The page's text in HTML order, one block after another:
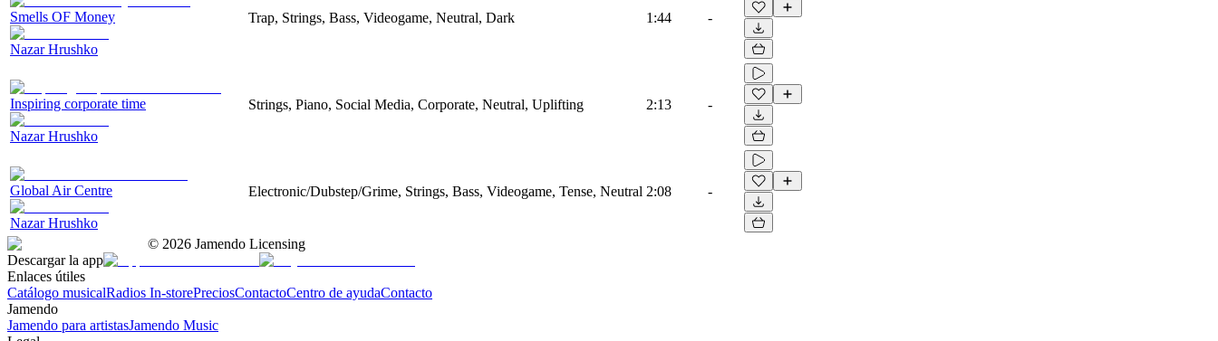
Smells OF Money
Nazar Hrushko
Trap, Strings, Bass, Videogame, Neutral, Dark 1:44 -
Inspiring corporate time
Nazar Hrushko
Strings, Piano, Social Media, Corporate, Neutral, Uplifting 2:13 -
Global Air Centre
Nazar Hrushko
Electronic/Dubstep/Grime, Strings, Bass, Videogame, Tense, Neutral 2:08 -
© 2026 Jamendo Licensing
Descargar la app
Enlaces útiles
Catálogo musicalRadios In-storePreciosContactoCentro de ayudaContacto
Jamendo
Jamendo para artistasJamendo Music